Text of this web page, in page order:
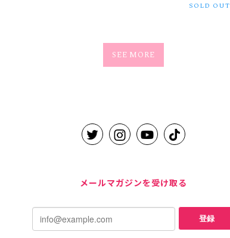
SOLD OUT
SEE MORE
メールマガジンを受け取る
登録